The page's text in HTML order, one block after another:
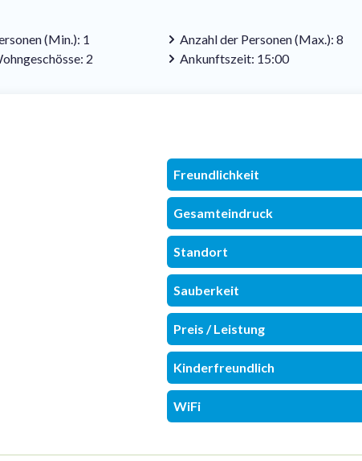
(Min.): 1 Anzahl der Personen (Max.): 8
2 Ankunftszeit: 15:00
Freundlichkeit
Gesamteindruck
Standort
Sauberkeit
Preis / Leistung
Kinderfreundlich
WiFi